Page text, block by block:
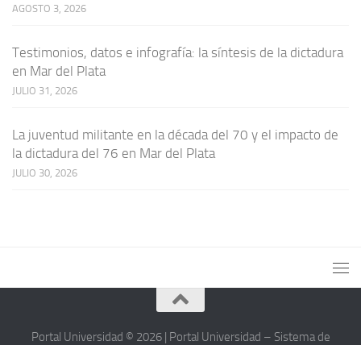
AGOSTO 3, 2026
Testimonios, datos e infografía: la síntesis de la dictadura
en Mar del Plata
JULIO 31, 2026
La juventud militante en la década del 70 y el impacto de
la dictadura del 76 en Mar del Plata
JULIO 30, 2026
Portal Universidad © 2026 | Portal Universidad – Sistema de